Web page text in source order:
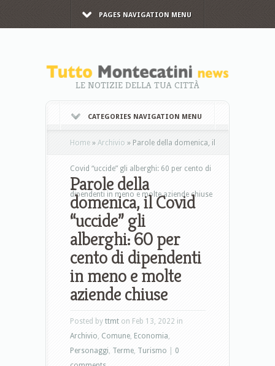
PAGES NAVIGATION MENU
LE NOTIZIE DELLA TUA CITTÀ
CATEGORIES NAVIGATION MENU
Home » Archivio » Parole della domenica, il
Covid “uccide” gli alberghi: 60 per cento di
dipendenti in meno e molte aziende chiuse
Parole della
domenica, il Covid
“uccide” gli
alberghi: 60 per
cento di dipendenti
in meno e molte
aziende chiuse
Posted by ttmt on Feb 13, 2022 in
Archivio, Comune, Economia,
Personaggi, Terme, Turismo
0